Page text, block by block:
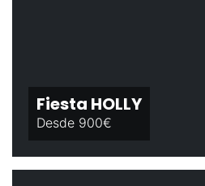
Fiesta HOLLY
Desde 900€